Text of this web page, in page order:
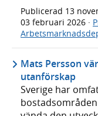
Publicerad 13
03 februari 2026 ·
Mats Persson
utanförskap
Sverige har